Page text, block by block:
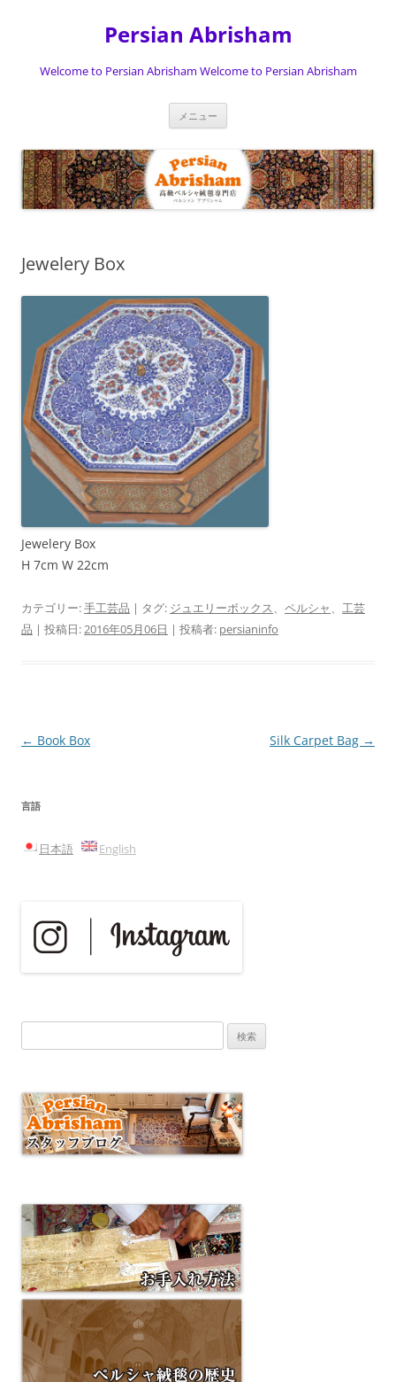
Persian Abrisham
Welcome to Persian Abrisham Welcome to Persian Abrisham
メニュー
ス
キ
ッ
Jewelery Box
Jewelery Box
H 7cm W 22cm
カテゴリー:手工芸品 | タグ: ジュエリーボックス、 ペルシャ、 工芸
品 | 投稿日:2016年05月06日 | 投稿者: persianinfo
投
ビ
ゲ
← Book Box Silk Carpet Bag →
言語
日本語 English
索: